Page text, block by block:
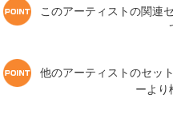
このアーティストの関連
他のアーティストのセッ
ーより